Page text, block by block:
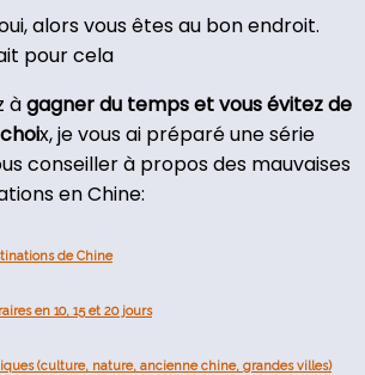
alors vous êtes au bon endroit.
pour cela
àgagner du temps et vous évitez de
x, je vous ai préparé une série
conseiller à propos des mauvaises
en Chine:
de Chine
en 10, 15 et 20 jours
(culture, nature, ancienne chine, grandes villes)